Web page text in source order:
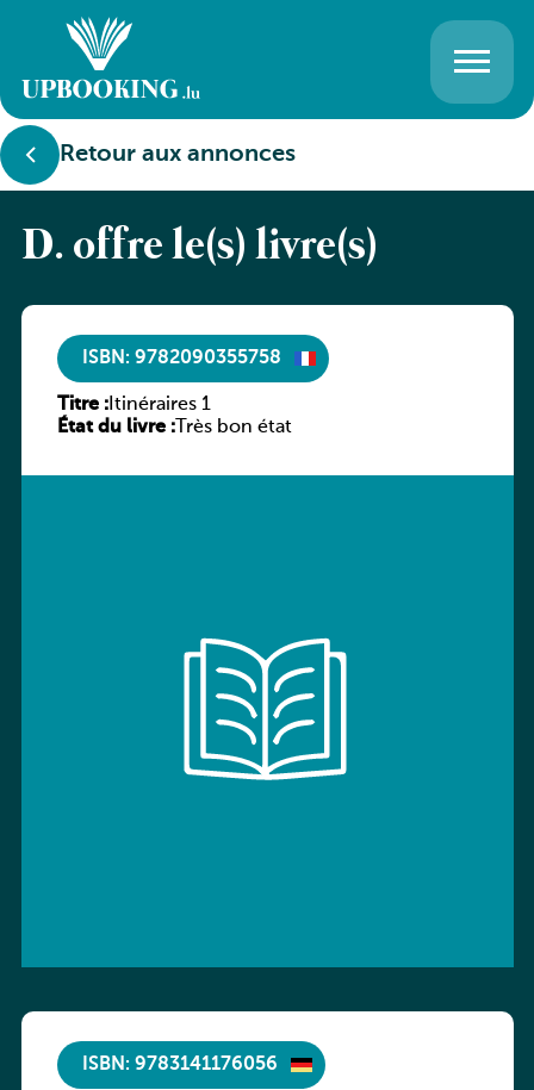
Retour aux annonces
D. offre le(s) livre(s)
ISBN: 9782090355758
Titre :Itinéraires 1
État du livre :Très bon état
ISBN: 9783141176056